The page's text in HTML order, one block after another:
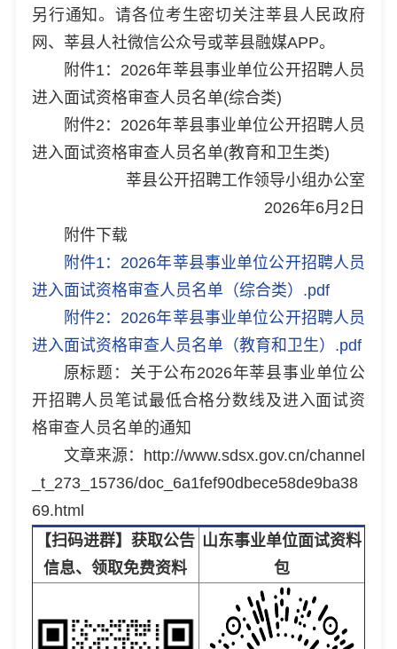
另行通知。请各位考生密切关注莘县人民政府
网、莘县人社微信公众号或莘县融媒APP。
附件1：2026年莘县事业单位公开招聘人员
进入面试资格审查人员名单(综合类)
附件2：2026年莘县事业单位公开招聘人员
进入面试资格审查人员名单(教育和卫生类)
莘县公开招聘工作领导小组办公室
2026年6月2日
附件下载
附件1：2026年莘县事业单位公开招聘人员
进入面试资格审查人员名单（综合类）.pdf
附件2：2026年莘县事业单位公开招聘人员
进入面试资格审查人员名单（教育和卫生）.pdf
原标题：关于公布2026年莘县事业单位公
开招聘人员笔试最低合格分数线及进入面试资
格审查人员名单的通知
文章来源：http://www.sdsx.gov.cn/channel
_t_273_15736/doc_6a1fef90dbece58de9ba38
69.html
【扫码进群】获取公告
信息、领取免费资料
山东事业单位面试资料
包